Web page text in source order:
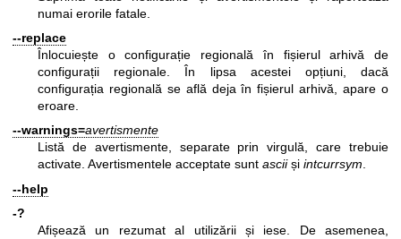
numai erorile fatale.
--replace
Înlocuiește o configurație regională în fișierul arhivă de
configurații regionale. În lipsa acestei opțiuni, dacă
configurația regională se află deja în fișierul arhivă, apare o
eroare.
--warnings=avertismente
Listă de avertismente, separate prin virgulă, care trebuie
activate. Avertismentele acceptate sunt asciiși intcurrsym.
--help
-?
Afișează un rezumat al utilizării și iese. De asemenea,